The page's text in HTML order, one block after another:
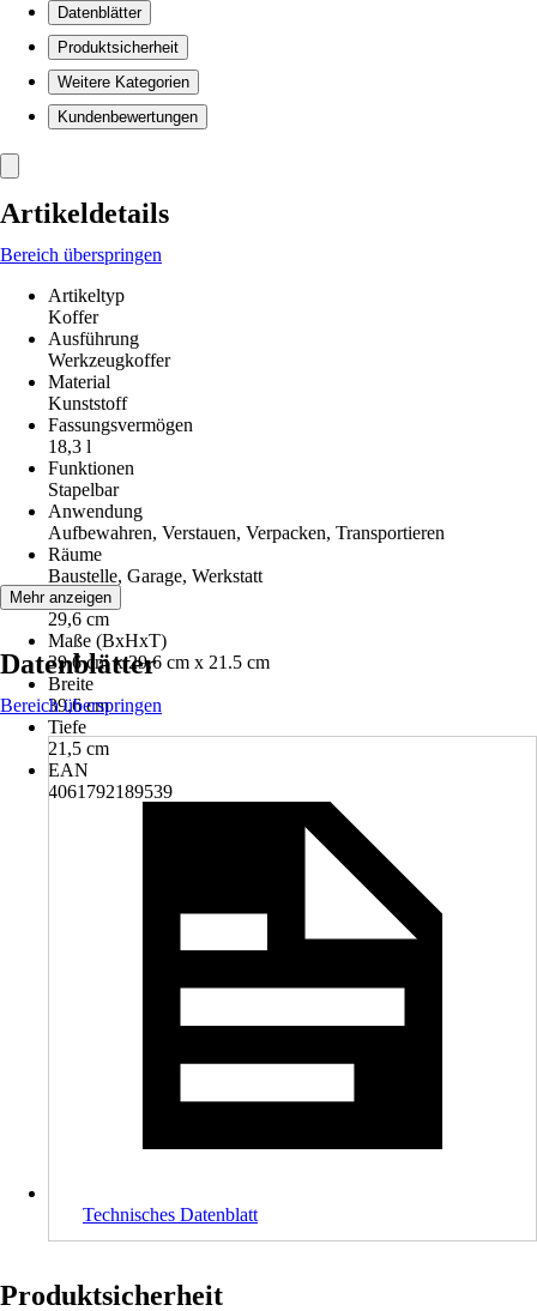
Datenblätter
Produktsicherheit
Weitere Kategorien
Kundenbewertungen
Artikeldetails
Bereich überspringen
Artikeltyp
Koffer
Ausführung
Werkzeugkoffer
Material
Kunststoff
Fassungsvermögen
18,3 l
Funktionen
Stapelbar
Anwendung
Aufbewahren, Verstauen, Verpacken, Transportieren
Räume
Baustelle, Garage, Werkstatt
Höhe
29,6 cm
Maße (BxHxT)
39.6 cm x 29.6 cm x 21.5 cm
Breite
39,6 cm
Tiefe
21,5 cm
EAN
4061792189539
Mehr anzeigen
Datenblätter
Bereich überspringen
Technisches Datenblatt
Produktsicherheit